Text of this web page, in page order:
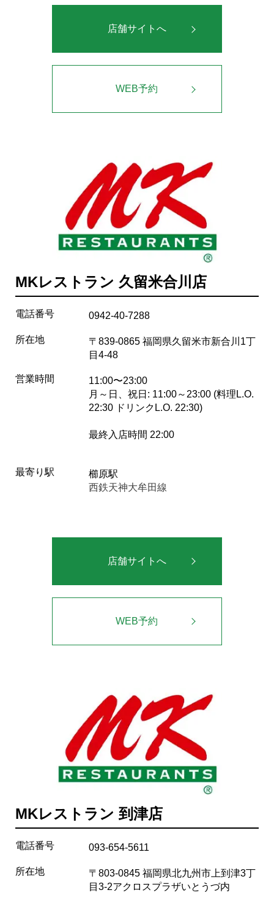
店舗サイトへ
WEB予約
MKレストラン 久留米合川店
電話番号 0942-40-7288
所在地
〒839-0865 福岡県久留米市新合川1丁
目4-48
営業時間
11:00〜23:00
月～日、祝日: 11:00～23:00 (料理L.O.
22:30 ドリンクL.O. 22:30)
最終入店時間 22:00
最寄り駅
櫛原駅
西鉄天神大牟田線
店舗サイトへ
WEB予約
MKレストラン 到津店
電話番号 093-654-5611
所在地
〒803-0845 福岡県北九州市上到津3丁
目3-2アクロスプラザいとうづ内